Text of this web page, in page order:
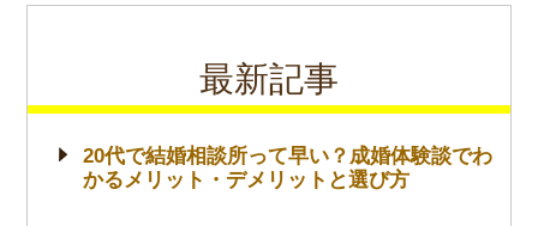
最新記事
20代で結婚相談所って早い？成婚体験談でわ
かるメリット・デメリットと選び方